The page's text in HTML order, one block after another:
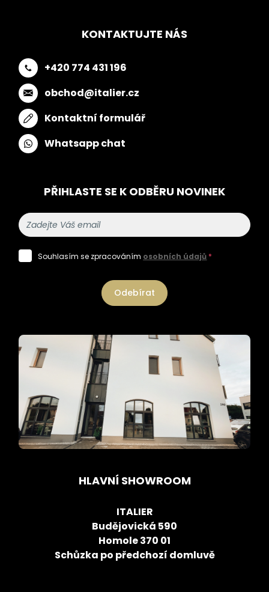
KONTAKTUJTE NÁS
+420 774 431 196
obchod@italier.cz
Kontaktní formulář
Whatsapp chat
PŘIHLASTE SE K ODBĚRU NOVINEK
Souhlasím se zpracováním osobních údajů *
Odebírat
HLAVNÍ SHOWROOM
ITALIER
Budějovická 590
Homole 370 01
Schůzka po předchozí domluvě